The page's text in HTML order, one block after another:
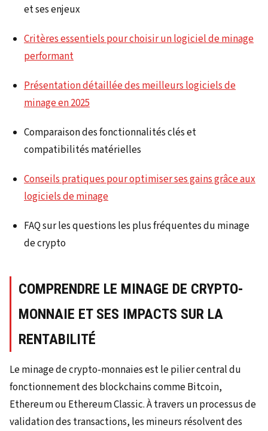
et ses enjeux
Critères essentiels pour choisir un logiciel de minage
performant
Présentation détaillée des meilleurs logiciels de
minage en 2025
Comparaison des fonctionnalités clés et
compatibilités matérielles
Conseils pratiques pour optimiser ses gains grâce aux
logiciels de minage
FAQ sur les questions les plus fréquentes du minage
de crypto
COMPRENDRE LE MINAGE DE CRYPTO-
MONNAIE ET SES IMPACTS SUR LA
RENTABILITÉ
Le minage de crypto-monnaies est le pilier central du
fonctionnement des blockchains comme Bitcoin,
Ethereum ou Ethereum Classic. À travers un processus de
validation des transactions, les mineurs résolvent des